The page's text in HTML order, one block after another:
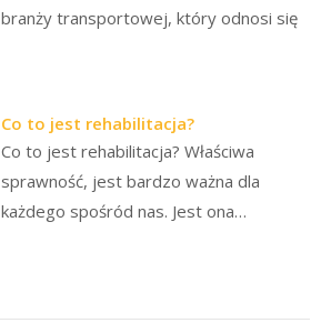
branży transportowej, który odnosi się
Co to jest rehabilitacja?
Co to jest rehabilitacja? Właściwa
sprawność, jest bardzo ważna dla
każdego spośród nas. Jest ona…